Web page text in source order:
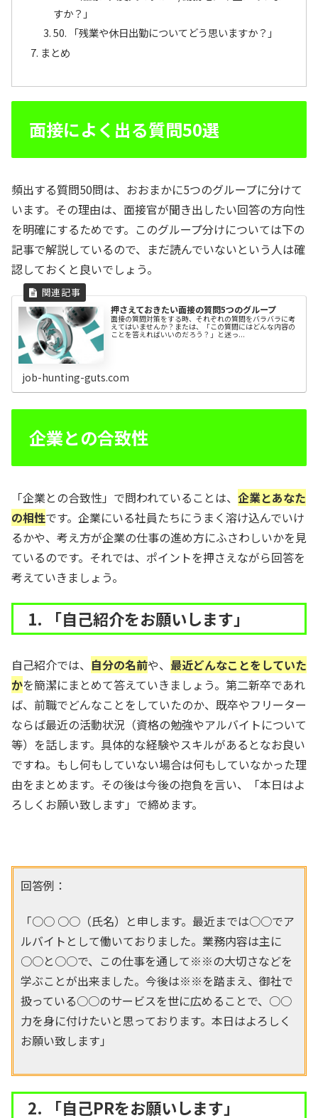
すか？」
50. 「残業や休日出勤についてどう思いますか？」
まとめ
面接によく出る質問50選
頻出する質問50問は、おおまかに5つのグループに分けて
います。その理由は、面接官が聞き出したい回答の方向性
を明確にするためです。このグループ分けについては下の
記事で解説しているので、まだ読んでいないという人は確
認しておくと良いでしょう。
押さえておきたい面接の質問5つのグループ
面接の質問対策をする時、それぞれの質問をバラバラに考
えてはいませんか？または、「この質問にはどんな内容の
ことを答えればいいのだろう？」と迷っ...
job-hunting-guts.com
企業との合致性
「企業との合致性」で問われていることは、 企業とあなた
の相性です。企業にいる社員たちにうまく溶け込んでいけ
るかや、考え方が企業の仕事の進め方にふさわしいかを見
ているのです。それでは、ポイントを押さえながら回答を
考えていきましょう。
1. 「自己紹介をお願いします」
自己紹介では、 自分の名前や、 最近どんなことをしていた
かを簡潔にまとめて答えていきましょう。第二新卒であれ
ば、前職でどんなことをしていたのか、既卒やフリーター
ならば最近の活動状況（資格の勉強やアルバイトについて
等）を話します。具体的な経験やスキルがあるとなお良い
ですね。もし何もしていない場合は何もしていなかった理
由をまとめます。その後は今後の抱負を言い、「本日はよ
ろしくお願い致します」で締めます。
回答例：
「○○ ○○（氏名）と申します。最近までは○○でア
ルバイトとして働いておりました。業務内容は主に
○○と○○で、この仕事を通して※※の大切さなどを
学ぶことが出来ました。今後は※※を踏まえ、御社で
扱っている○○のサービスを世に広めることで、○○
力を身に付けたいと思っております。本日はよろしく
お願い致します」
2. 「自己PRをお願いします」